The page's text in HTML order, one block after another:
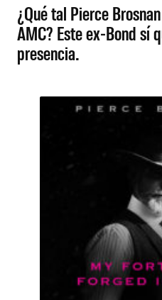
¿Qué tal Pierce
AMC? Este ex-Bond sí
presencia.